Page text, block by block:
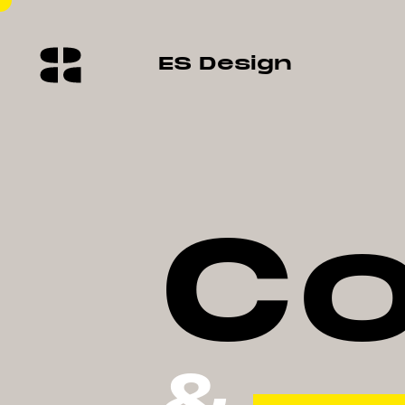
ES Design Loves
C